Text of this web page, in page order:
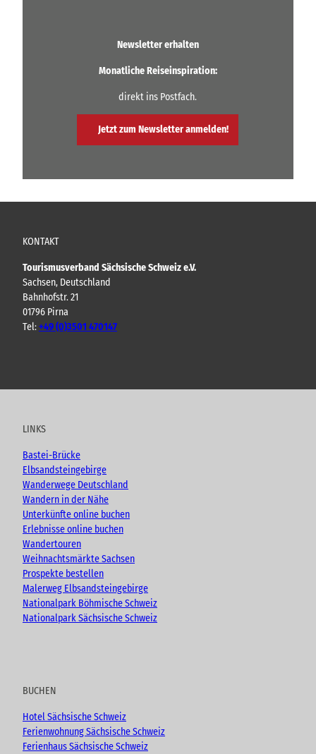
Newsletter erhalten
Monatliche Reiseinspiration:
direkt ins Postfach.
Jetzt zum Newsletter anmelden!
KONTAKT
Tourismusverband Sächsische Schweiz e.V.
Sachsen, Deutschland
Bahnhofstr. 21
01796 Pirna
Tel:+49 (0)3501 470147
u
e
c
o
k
s
r
a
m
o
LINKS
Bastei-Brücke
Elbsandsteingebirge
Wanderwege Deutschland
Wandern in der Nähe
Unterkünfte online buchen
Erlebnisse online buchen
Wandertouren
Weihnachtsmärkte Sachsen
Prospekte bestellen
Malerweg Elbsandsteingebirge
Nationalpark Böhmische Schweiz
Nationalpark Sächsische Schweiz
BUCHEN
Hotel Sächsische Schweiz
Ferienwohnung Sächsische Schweiz
Ferienhaus Sächsische Schweiz